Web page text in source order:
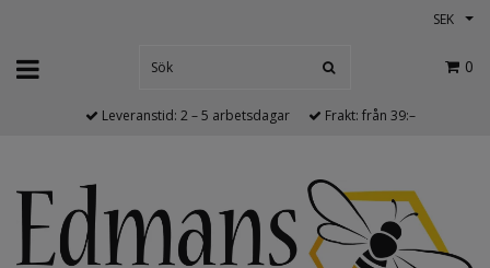
SEK
0
Leveranstid: 2 – 5 arbetsdagar Frakt: från 39:–